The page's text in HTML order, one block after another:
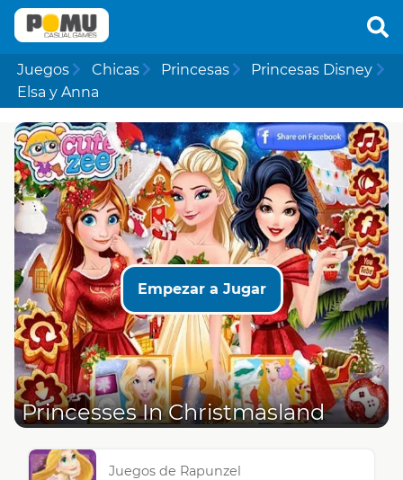
Juegos Chicas Princesas
Princesas Disney
Elsa y Anna
Empezar a Jugar
Princesses In Christmasland
Juegos de Rapunzel